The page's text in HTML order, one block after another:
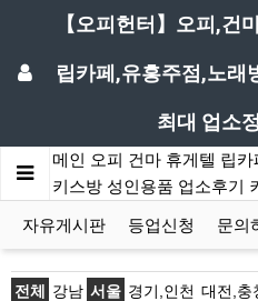
【오피헌터】오피,건
립카페,유흥주점,노래
최대 업소
메인 오피 건마 휴게텔 립카
키스방 성인용품 업소후기
자유게시판
등업신청 문의
전체 강남 서울 경기,인천 대전,충